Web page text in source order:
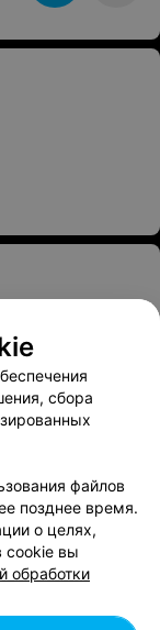
сбора
файлов
позднее время.
о целях,
cookie вы
обработки